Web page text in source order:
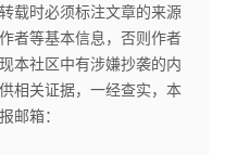
载时必须标注文章的来源
者等基本信息，否则作者
本社区中有涉嫌抄袭的内
相关证据，一经查实，本
邮箱：